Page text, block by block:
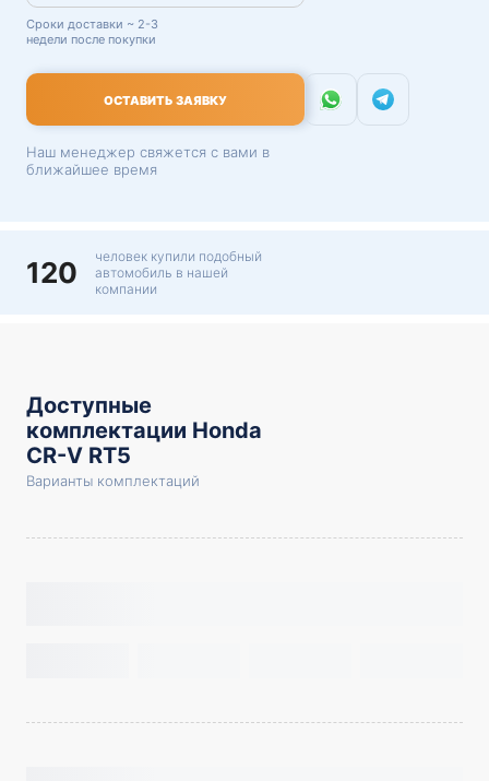
Сроки доставки ~ 2-3
недели после покупки
ОСТАВИТЬ ЗАЯВКУ
Наш менеджер свяжется с вами в
ближайшее время
120
человек купили подобный
автомобиль в нашей
компании
Доступные
комплектации Honda
CR-V RT5
Варианты комплектаций